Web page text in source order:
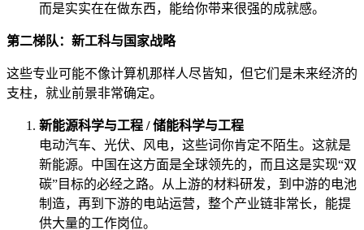
而是实实在在做东西，能给你带来很强的成就感。
第二梯队：新工科与国家战略
这些专业可能不像计算机那样人尽皆知，但它们是未来经济的
支柱，就业前景非常确定。
新能源科学与工程 / 储能科学与工程
电动汽车、光伏、风电，这些词你肯定不陌生。这就是
新能源。中国在这方面是全球领先的，而且这是实现“双
碳”目标的必经之路。从上游的材料研发，到中游的电池
制造，再到下游的电站运营，整个产业链非常长，能提
供大量的工作岗位。